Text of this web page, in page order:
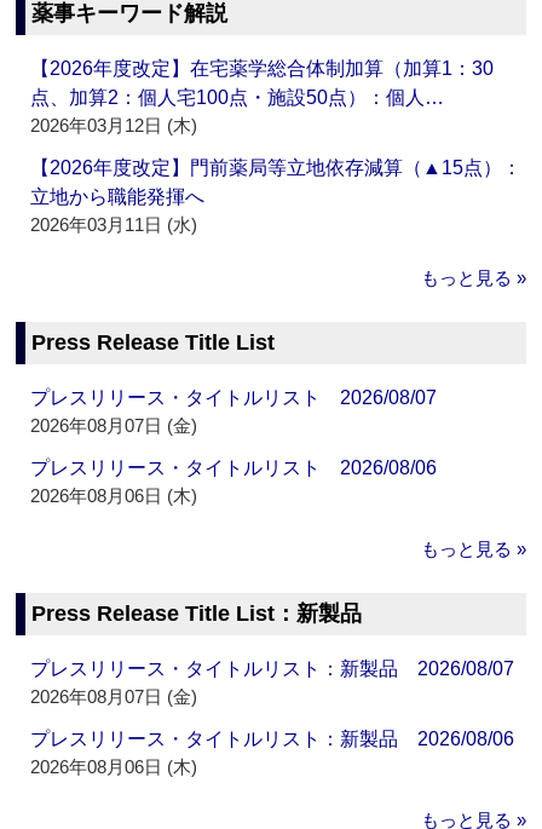
薬事キーワード解説
【2026年度改定】在宅薬学総合体制加算（加算1：30
点、加算2：個人宅100点・施設50点）：個人…
2026年03月12日 (木)
【2026年度改定】門前薬局等立地依存減算（▲15点）：
立地から職能発揮へ
2026年03月11日 (水)
もっと見る »
Press Release Title List
プレスリリース・タイトルリスト 2026/08/07
2026年08月07日 (金)
プレスリリース・タイトルリスト 2026/08/06
2026年08月06日 (木)
もっと見る »
Press Release Title List：新製品
プレスリリース・タイトルリスト：新製品 2026/08/07
2026年08月07日 (金)
プレスリリース・タイトルリスト：新製品 2026/08/06
2026年08月06日 (木)
もっと見る »